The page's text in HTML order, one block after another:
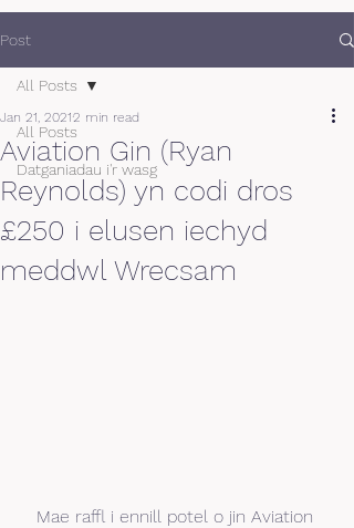
Post
All Posts
Datganiadau i'r wasg
All Posts
Aviation Gin (Ryan
Reynolds) yn codi dros
£250 i elusen iechyd
meddwl Wrecsam
Jan 21, 20212 min read
Mae raffl i ennill potel o jin Aviation